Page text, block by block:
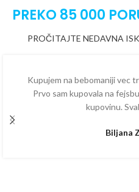
PREKO 85 000
PROČITAJTE NEDAVNA
Kupujem na bebomaniji vec
Prvo sam kupovala na
kupovinu.
Biljana